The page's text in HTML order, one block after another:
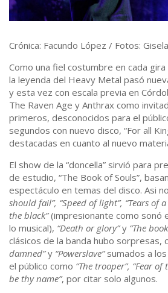
Crónica: Facundo López / Fotos:
Como una fiel costumbre en cada
la leyenda del Heavy Metal pasó
y esta vez con escala previa en
The Raven Age y Anthrax como
primeros, desconocidos para el
segundos con nuevo disco, “For all
destacadas en cuanto al nuevo
El show de la “doncella” sirvió para
de estudio, “The Book of Souls”,
espectáculo en temas del disco. Asi
should fail”, “Speed of light”, “Tears of
the black”(impresionante como sonó
lo musical), “Death or glory”y “The
clásicos de la banda hubo sorpresas,
damned”y “Powerslave”sumados a
el público como “The trooper”, “Fear of
be thy name”, por citar solo algunos.